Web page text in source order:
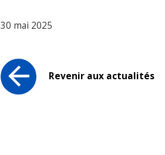
30 mai 2025
Revenir aux actualités